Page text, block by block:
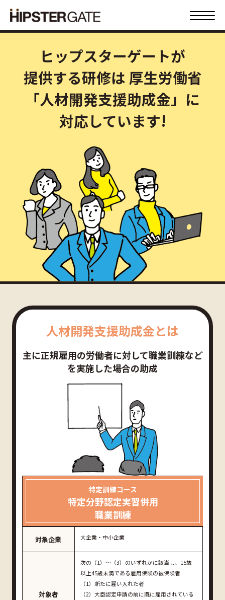
ヒップスターゲートが
提供する研修は 厚生労働省
「人材開発支援助成金」に
対応しています!
人材開発支援助成金とは
主に正規雇用の労働者に対して職業訓練など
を実施した場合の助成
特定訓練コース
特定分野認定実習併用
職業訓練
対象企業 大企業・中小企業
対象者
次の（1）～（3）のいずれかに該当し、15歳
以上45歳未満である雇用保険の被保険者
（1）新たに雇い入れた者
（2）大臣認定申請の前に既に雇用されている